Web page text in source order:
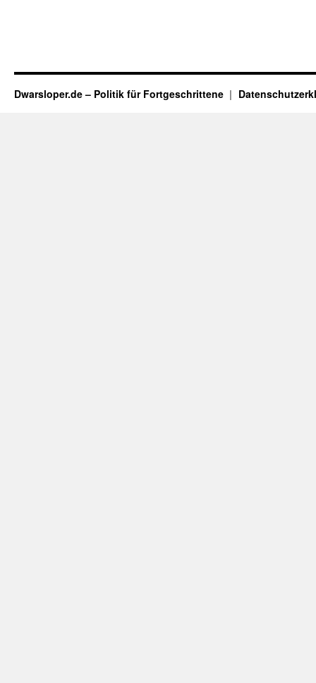
Dwarsloper.de – Politik für Fortgeschrittene